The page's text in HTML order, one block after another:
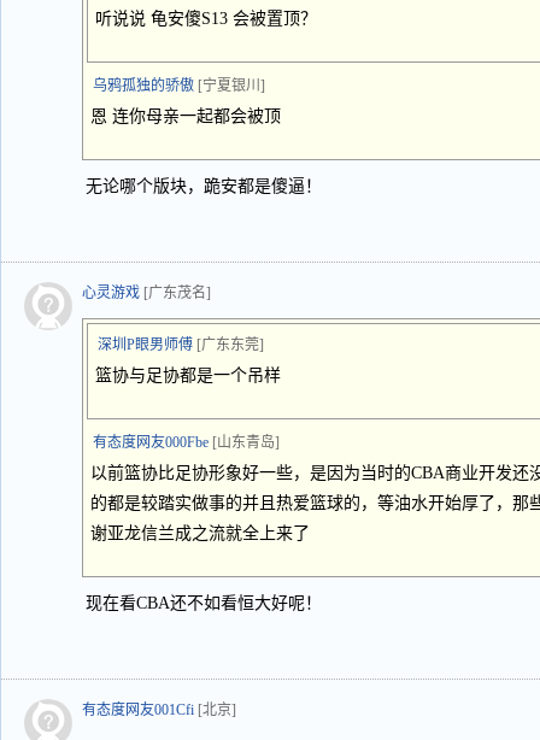
听说说 龟安傻S13 会被置顶？
乌鸦孤独的骄傲 [宁夏银川]
恩 连你母亲一起都会被顶
无论哪个版块，跪安都是傻逼！
心灵游戏 [广东茂名]
深圳P眼男师傅 [广东东莞]
篮协与足协都是一个吊样
有态度网友000Fbe [山东青岛]
以前篮协比足协形象好一些，是因为当时的CBA商业开发还
的都是较踏实做事的并且热爱篮球的，等油水开始厚了，那
谢亚龙信兰成之流就全上来了
现在看CBA还不如看恒大好呢！
有态度网友001Cfi [北京]